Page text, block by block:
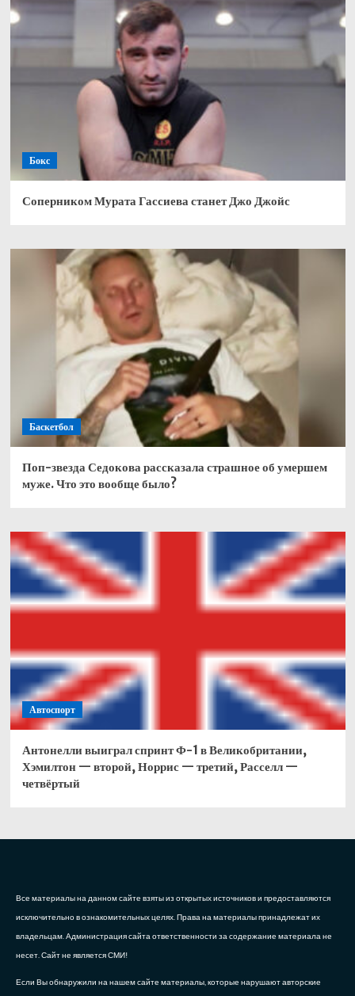
Бокс
Соперником Мурата Гассиева станет Джо Джойс
Баскетбол
Поп-звезда Седокова рассказала страшное об умершем
муже. Что это вообще было?
Автоспорт
Антонелли выиграл спринт Ф-1 в Великобритании,
Хэмилтон — второй, Норрис — третий, Расселл —
четвёртый
Все материалы на данном сайте взяты из открытых источников и предоставляются
исключительно в ознакомительных целях. Права на материалы принадлежат их
владельцам. Администрация сайта ответственности за содержание материала не
несет. Сайт не является СМИ!
Если Вы обнаружили на нашем сайте материалы, которые нарушают авторские